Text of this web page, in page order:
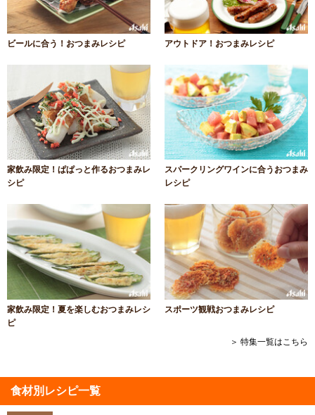
ビールに合う！おつまみレシピ アウトドア！おつまみレシピ
家飲み限定！ぱぱっと作るおつまみレ
シピ
スパークリングワインに合うおつまみ
レシピ
家飲み限定！夏を楽しむおつまみレシ
ピ
スポーツ観戦おつまみレシピ
＞ 特集一覧はこちら
食材別レシピ一覧